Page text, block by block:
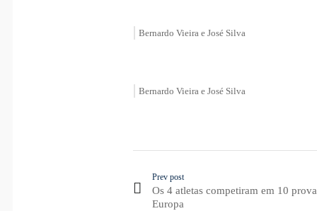
Bernardo Vieira e José Silva
Bernardo Vieira e José Silva
Prev post
Os 4 atletas competiram em 10
Europa